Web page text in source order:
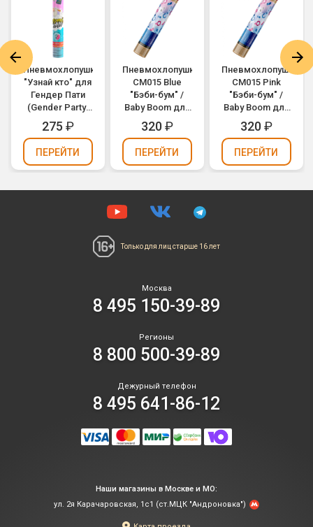
Пневмохлопушка
"Узнай кто" для
Гендер Пати
(Gender Party)
(девочка,
розовое
бумажное
конфетти) 30см
275 ₽
ПЕРЕЙТИ
Пневмохлопушка
CM015 Blue
"Бэби-бум" /
Baby Boom для
Гендер Пати
(Gender Party)
(мальчик,
конфетти,
фольга) 30см
320₽
ПЕРЕЙТИ
Пневмохлопушка
CM015 Pink
"Бэби-бум" /
Baby Boom для
Гендер Пати
(Gender Party)
(девочка,
конфетти,
фольга) 30см
320₽
ПЕРЕЙТИ
Только для лиц старше 16 лет
Москва
8 495 150-39-89
Регионы
8 800 500-39-89
Дежурный телефон
8 495 641-86-12
Наши магазины в Москве и МО:
ул. 2я Карачаровская, 1с1 (ст.МЦК "Андроновка")